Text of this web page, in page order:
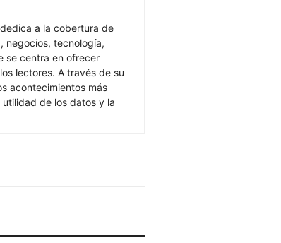
a la cobertura de
negocios, tecnología,
se centra en ofrecer
lectores. A través de su
acontecimientos más
de los datos y la